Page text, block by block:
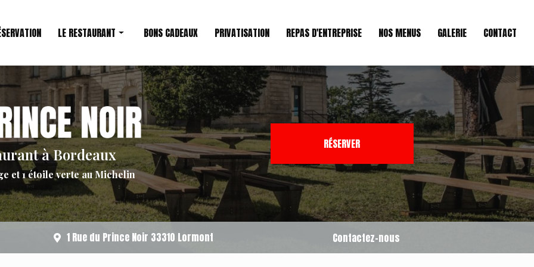
LE RESTAURANT
Restaurant étoilé
Le Chef
BONS CADEAUX PRIVATISATION REPAS D'ENTREPRISE NOS MENUS GALERIE CONTACT
à Bordeaux
et 1 étoile verte au Michelin
RÉSERVER
1 Rue du Prince Noir 33310 Lormont Contactez-nous